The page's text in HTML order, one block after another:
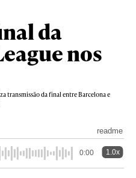
da
nos
transmissão da final entre Barcelona e
readme
0:00 1.0x